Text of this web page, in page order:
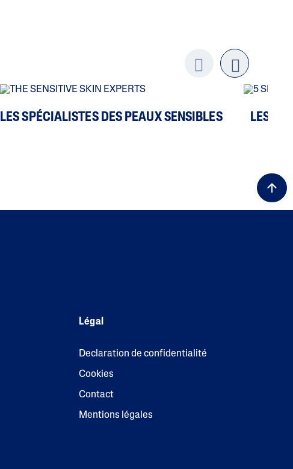
next
LES SPÉCIALISTES DES PEAUX SENSIBLES LES
Légal
Declaration de confidentialité
Cookies
Contact
Mentions légales